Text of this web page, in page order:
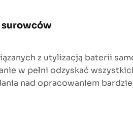
z utylizacją baterii
w pełni odzyskać
nad opracowaniem